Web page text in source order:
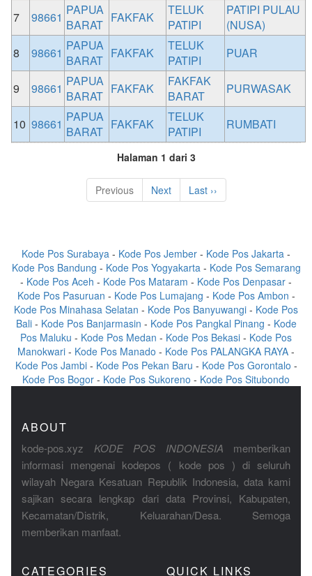
7 98661 PAPUA
BARAT FAKFAK
TELUK
PATIPI
PATIPI PULAU
(NUSA)
8
98661 PAPUA
BARAT FAKFAK
TELUK
PATIPI
PUAR
9 98661 PAPUA
BARAT FAKFAK
FAKFAK
BARAT
PURWASAK
10 98661 PAPUA
BARAT FAKFAK
TELUK
PATIPI
RUMBATI
Halaman 1 dari 3
Previous Next Last ››
Kode Pos Surabaya - Kode Pos Jember - Kode Pos Jakarta -
Kode Pos Bandung - Kode Pos Yogyakarta - Kode Pos Semarang
- Kode Pos Aceh - Kode Pos Mataram - Kode Pos Denpasar -
Kode Pos Pasuruan - Kode Pos Lumajang - Kode Pos Ambon -
Kode Pos Minahasa Selatan - Kode Pos Banyuwangi - Kode Pos
Bali- Kode Pos Banjarmasin - Kode Pos Pangkal Pinang - Kode
Pos Maluku - Kode Pos Medan - Kode Pos Bekasi - Kode Pos
Manokwari - Kode Pos Manado - Kode Pos PALANGKA RAYA -
Kode Pos Jambi- Kode Pos Pekan Baru - Kode Pos Gorontalo -
Kode Pos Bogor - Kode Pos Sukoreno - Kode Pos Situbondo
ABOUT
kode-pos.xyz KODE POS INDONESIA memberikan
informasi mengenai kodepos ( kode pos ) di seluruh
wilayah Negara Kesatuan Republik Indonesia, data kami
sajikan secara lengkap dari data Provinsi, Kabupaten,
Kecamatan/Distrik, Keluarahan/Desa. Semoga
memberikan manfaat.
CATEGORIES QUICK LINKS